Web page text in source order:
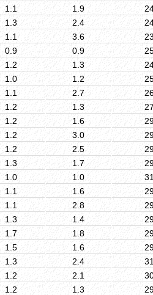
1.1 1.9
1.3 2.4
1.1 3.6
0.9 0.9
1.2 1.3
1.0 1.2
1.1 2.7
1.2 1.3
1.2 1.6
1.2 3.0
1.2 2.5
1.3 1.7
1.0 1.0
1.1 1.6
1.1 2.8
1.3 1.4
1.7 1.8
1.5 1.6
1.3 2.4
1.2 2.1
1.2 1.3